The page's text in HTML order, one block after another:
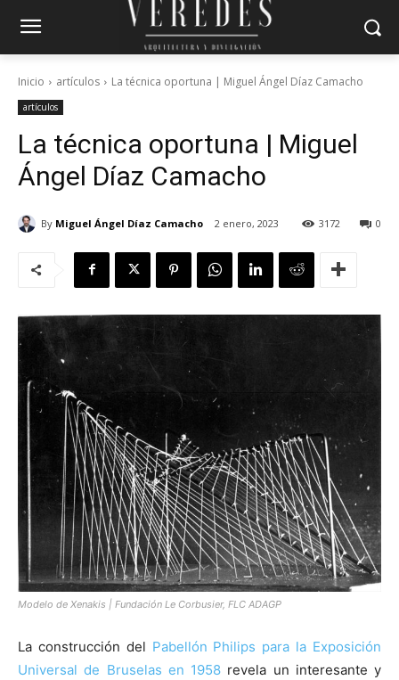
Inicio artículos La técnica oportuna | Miguel Ángel Díaz Camacho
artículos
La técnica oportuna | Miguel
Ángel Díaz Camacho
By Miguel Ángel Díaz Camacho 2 enero, 2023 0
3172
Modelo de Xenakis | Fundación Le Corbusier, FLC ADAGP
La construcción del Pabellón Philips para la Exposición
Universal de Bruselas en 1958 revela un interesante y